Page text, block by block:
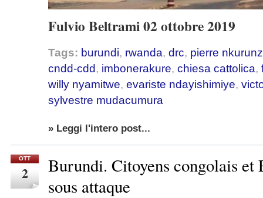
Fulvio Beltrami 02 ottobre 2019
Tags: burundi, rwanda, drc, pierre
cndd-cdd, imbonerakure, chiesa cattolica,
willy nyamitwe, evariste ndayishimiye,
sylvestre mudacumura
» Leggi l'intero post...
OTT
2
Burundi. Citoyens congolais et
sous attaque